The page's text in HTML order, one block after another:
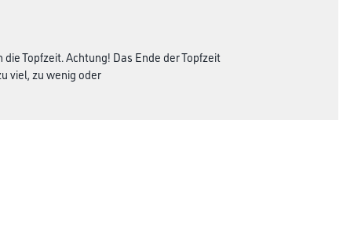
Topfzeit. Achtung! Das Ende der Topfzeit
viel, zu wenig oder